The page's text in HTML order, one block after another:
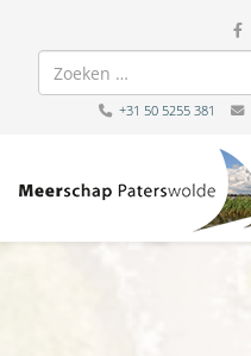
Zoeken
+31 50 5255 381